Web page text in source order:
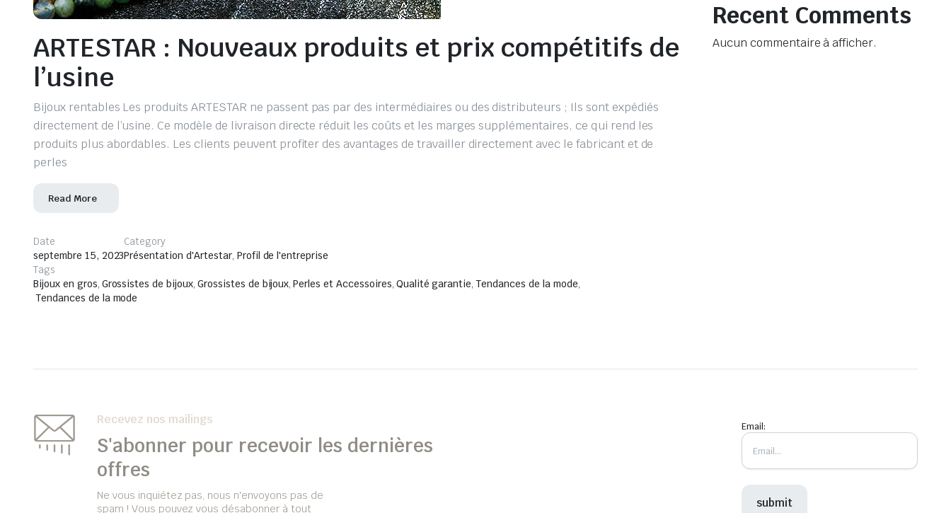
ARTESTAR : Nouveaux produits et prix compétitifs de
l’usine
Bijoux rentables Les produits ARTESTAR ne passent pas par des intermédiaires ou des distributeurs ; Ils sont expédiés
directement de l’usine. Ce modèle de livraison directe réduit les coûts et les marges supplémentaires, ce qui rend les
produits plus abordables. Les clients peuvent profiter des avantages de travailler directement avec le fabricant et de
perles
Read More
Date
septembre 15, 2023
Category
Présentation d'Artestar, Profil de l'entreprise
Tags
Bijoux en gros, Grossistes de bijoux, Grossistes de bijoux, Perles et Accessoires, Qualité garantie, Tendances de la mode,
Tendances de la mode
Recent Comments
Aucun commentaire à afficher.
Recevez nos mailings
S'abonner pour recevoir les dernières
offres
Ne vous inquiétez pas, nous n'envoyons pas de
spam ! Vous pouvez vous désabonner à tout
Email: